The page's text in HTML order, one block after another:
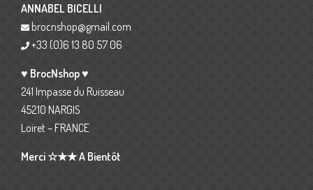
ANNABEL BICELLI
brocnshop@gmail.com
+33 (0)6 13 80 57 06
♥ BrocNshop ♥
241 Impasse du Ruisseau
45210 NARGIS
Loiret – FRANCE
Merci ☆★★ A Bientôt